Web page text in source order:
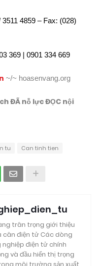
4859 – Fax: (028)
369 | 0901 334 669
~/~ hoasenvang.org
ĐÃ nỗ lực ĐỌC nội
tu Can tinh tien
trân trọng giới thiệu
cân điện tử Các dòng
điện tử chính
và đầu hiển thị trọng